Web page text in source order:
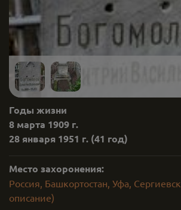
Годы жизни
8 марта 1909 г.
28 января 1951 г. (41 год)
Место захоронения:
Россия, Башкортостан, Уфа,
описание)